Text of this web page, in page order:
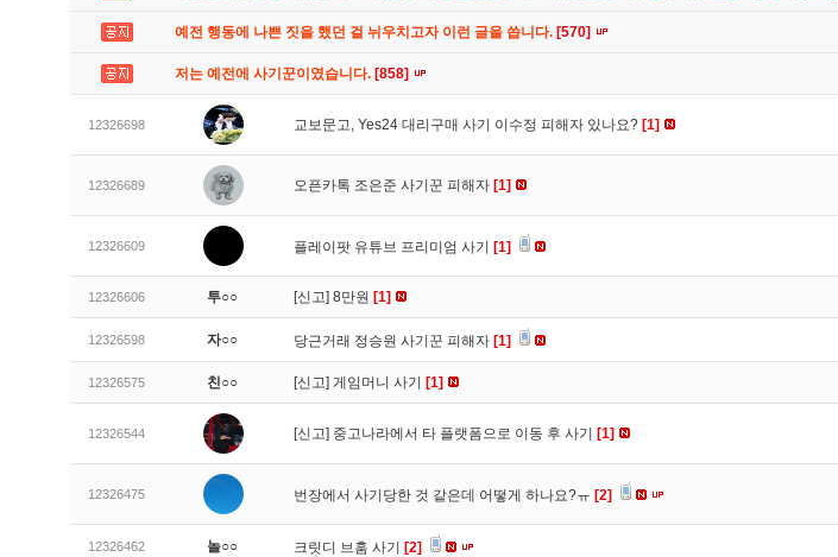
예전 행동에 나쁜 짓을 했던 걸 뉘우치고자 이런 글을 씁니다. [570]
저는 예전에 사기꾼이였습니다. [858]
12326698 교보문고, Yes24 대리구매 사기 이수정 피해자 있나요? [1]
12326689 오픈카톡 조은준 사기꾼 피해자 [1]
12326609 플레이팟 유튜브 프리미엄 사기 [1]
12326606 투○○ [신고] 8만원 [1]
12326598 자○○ 당근거래 정승원 사기꾼 피해자 [1]
12326575 친○○ [신고] 게임머니 사기 [1]
12326544 [신고] 중고나라에서 타 플랫폼으로 이동 후 사기 [1]
12326475 번장에서 사기당한 것 같은데 어떻게 하나요?ㅠ [2]
12326462 놀○○ 크릿디 브훔 사기 [2]